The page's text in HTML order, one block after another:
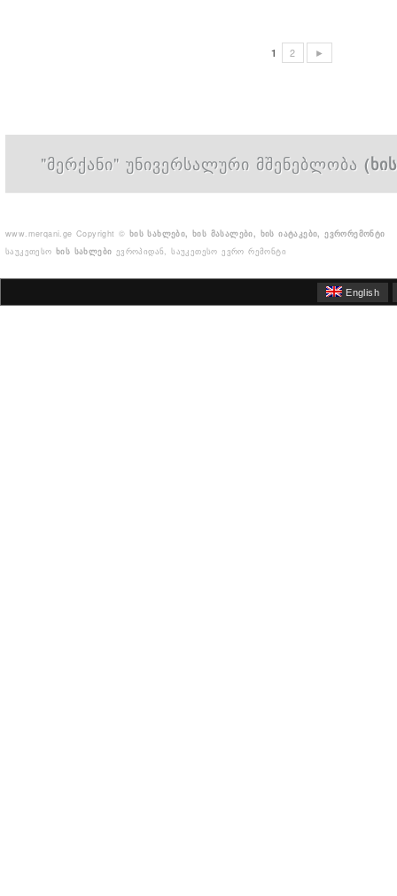
1 2 ►
"მერქანი" უნივერსალური მშენებლობა
www.merqani.ge Copyright © ხის სახლები, ხის მასალები, ხის იატაკები, ევრორემონტი
საუკეთესო ხის სახლები ევროპიდან, საუკეთესო ევრო რემონტი
English